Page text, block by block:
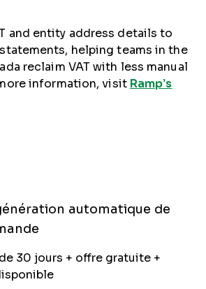
automatique de
30 jours + offre gratuite +
and entity address details to
helping teams in the
reclaim VAT with less manual
information, visit Ramp’s